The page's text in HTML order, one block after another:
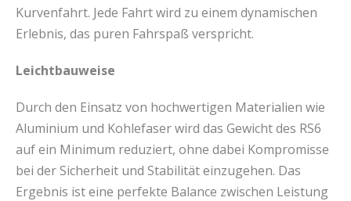
Kurvenfahrt. Jede Fahrt wird zu einem dynamischen
Erlebnis, das puren Fahrspaß verspricht.
Leichtbauweise
Durch den Einsatz von hochwertigen Materialien wie
Aluminium und Kohlefaser wird das Gewicht des RS6
auf ein Minimum reduziert, ohne dabei Kompromisse
bei der Sicherheit und Stabilität einzugehen. Das
Ergebnis ist eine perfekte Balance zwischen Leistung